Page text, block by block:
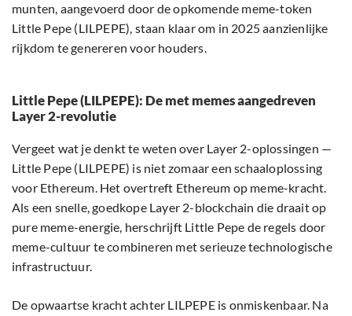
munten, aangevoerd door de opkomende meme-token
Little Pepe (LILPEPE), staan klaar om in 2025 aanzienlijke
rijkdom te genereren voor houders.
Little Pepe (LILPEPE): De met memes aangedreven
Layer 2-revolutie
Vergeet wat je denkt te weten over Layer 2-oplossingen —
Little Pepe (LILPEPE) is niet zomaar een schaaloplossing
voor Ethereum. Het overtreft Ethereum op meme-kracht.
Als een snelle, goedkope Layer 2-blockchain die draait op
pure meme-energie, herschrijft Little Pepe de regels door
meme-cultuur te combineren met serieuze technologische
infrastructuur.
De opwaartse kracht achter LILPEPE is onmiskenbaar. Na